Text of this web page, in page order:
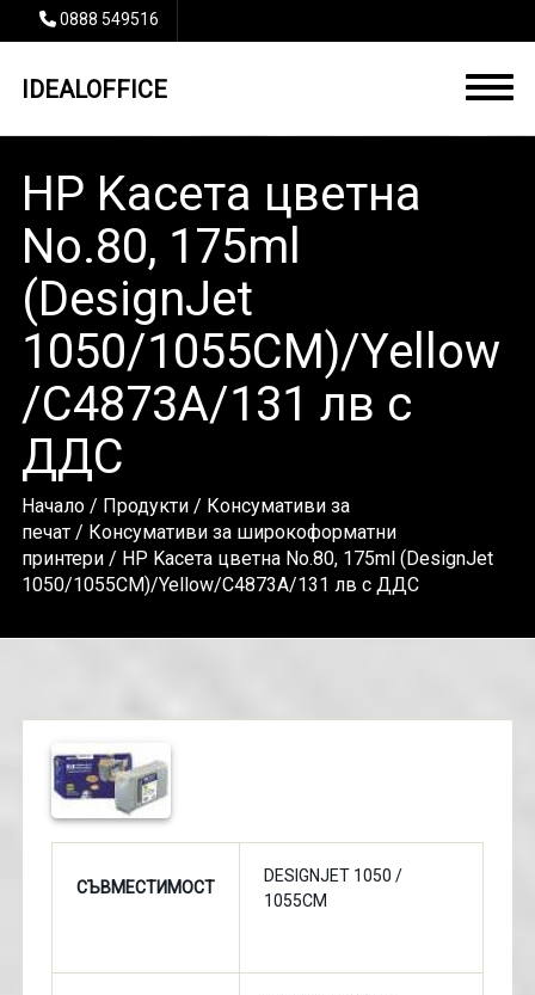
0888 549516
IDEALOFFICE
HP Kасета цветна
No.80, 175ml
(DesignJet
1050/1055CM)/Yellow
/C4873A/131 лв с
ДДС
Начало/ Продукти/ Консумативи за
печат/ Консумативи за широкоформатни
принтери/ HP Kасета цветна No.80, 175ml (DesignJet
1050/1055CM)/Yellow/C4873A/131 лв с ДДС
СЪВМЕСТИМОСТ
DESIGNJET 1050 /
1055CM